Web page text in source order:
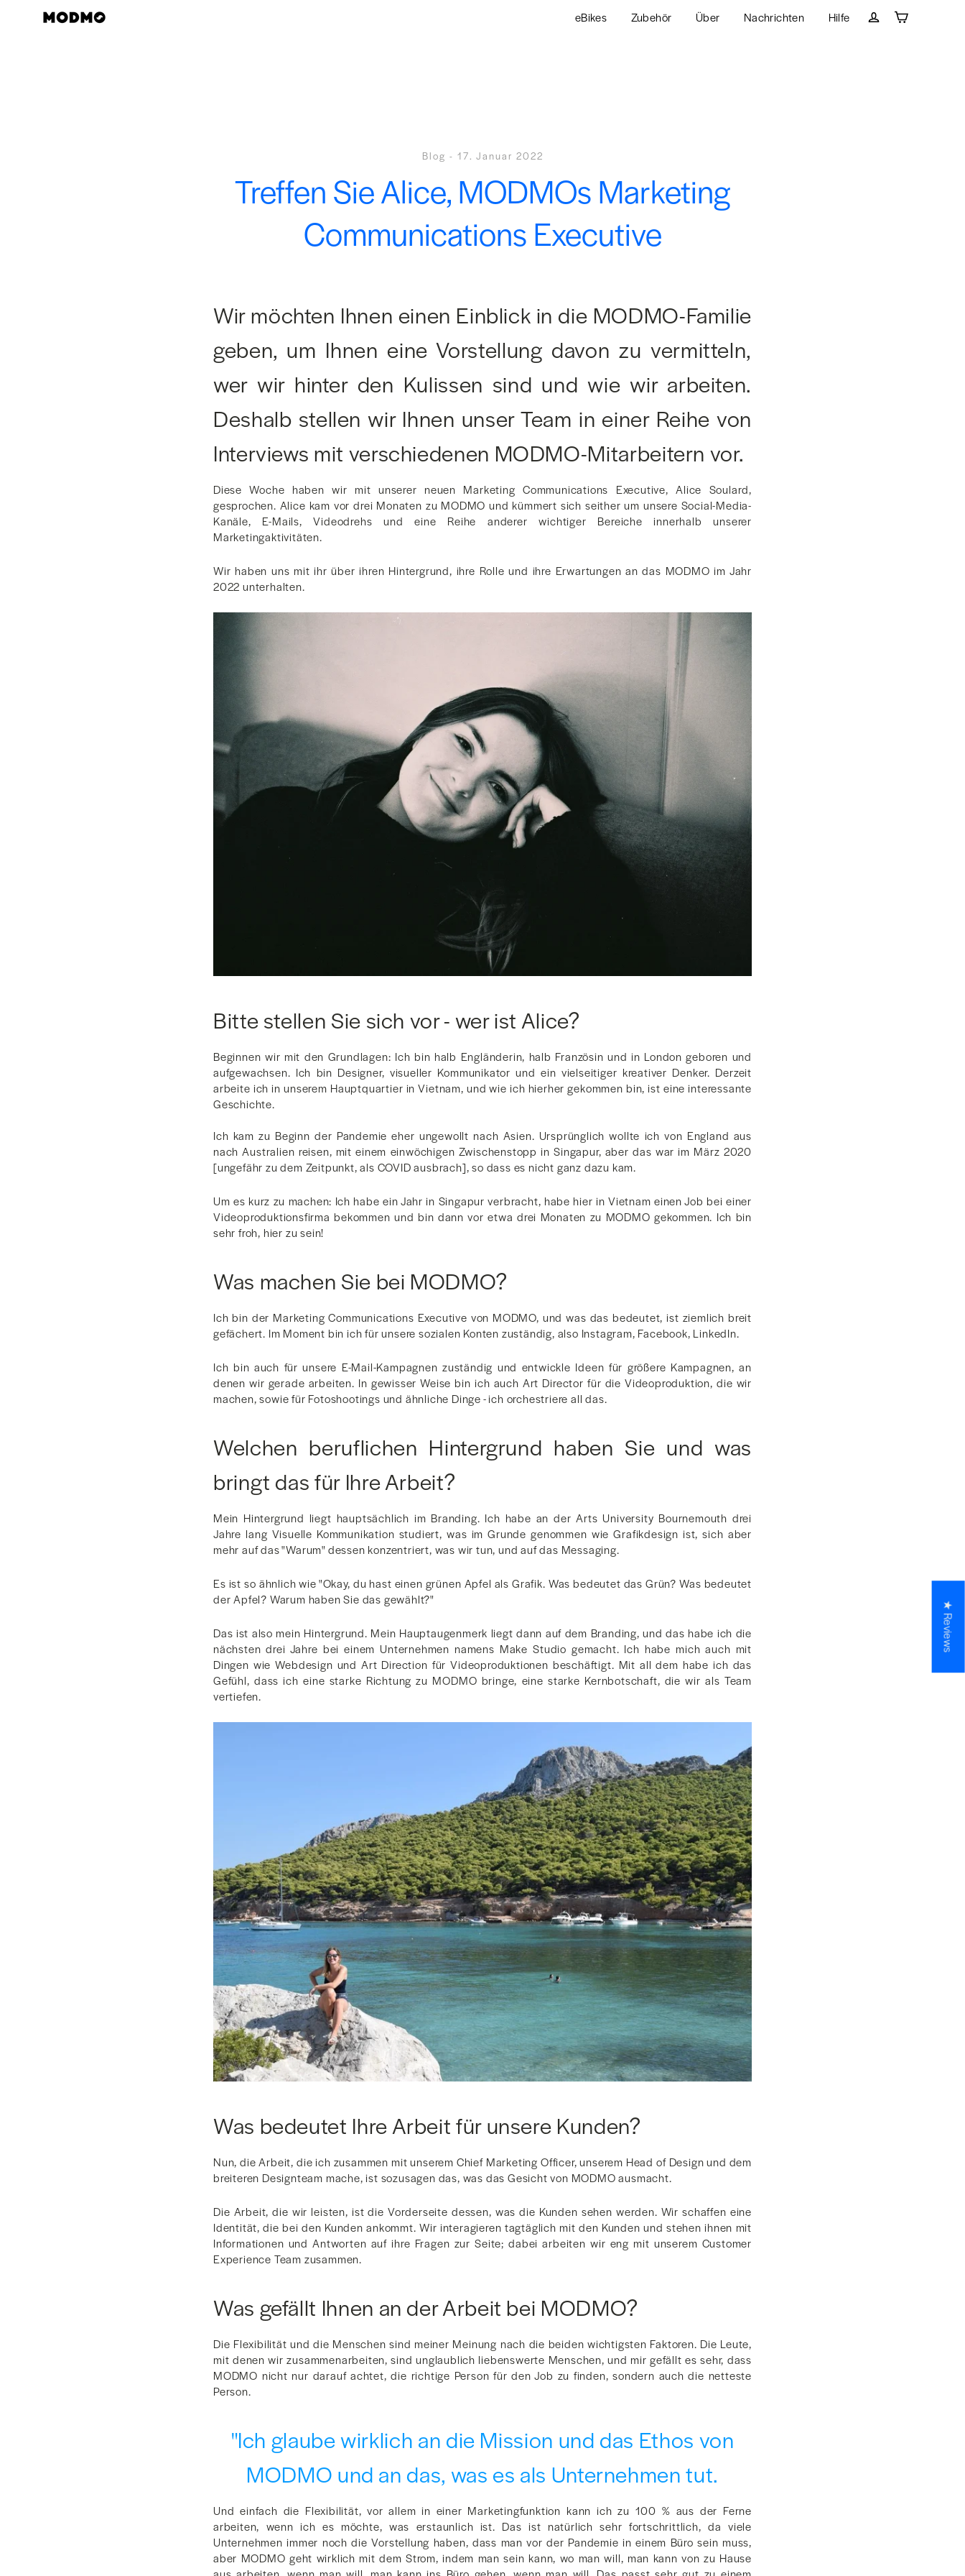
eBikes Zubehör Über Nachrichten
Hilfe
Blog - 17. Januar 2022
Treffen Sie Alice, MODMOs Marketing
Communications Executive
Wir möchten Ihnen einen Einblick in die MODMO-Familie
geben, um Ihnen eine Vorstellung davon zu vermitteln,
wer wir hinter den Kulissen sind und wie wir arbeiten.
Deshalb stellen wir Ihnen unser Team in einer Reihe von
Interviews mit verschiedenen MODMO-Mitarbeitern vor.
Diese Woche haben wir mit unserer neuen Marketing Communications Executive, Alice Soulard,
gesprochen. Alice kam vor drei Monaten zu MODMO und kümmert sich seither um unsere Social-Media-
Kanäle, E-Mails, Videodrehs und eine Reihe anderer wichtiger Bereiche innerhalb unserer
Marketingaktivitäten.
Wir haben uns mit ihr über ihren Hintergrund, ihre Rolle und ihre Erwartungen an das MODMO im Jahr
2022 unterhalten.
Bitte stellen Sie sich vor - wer ist Alice?
Beginnen wir mit den Grundlagen: Ich bin halb Engländerin, halb Französin und in London geboren und
aufgewachsen. Ich bin Designer, visueller Kommunikator und ein vielseitiger kreativer Denker. Derzeit
arbeite ich in unserem Hauptquartier in Vietnam, und wie ich hierher gekommen bin, ist eine interessante
Geschichte.
Ich kam zu Beginn der Pandemie eher ungewollt nach Asien. Ursprünglich wollte ich von England aus
nach Australien reisen, mit einem einwöchigen Zwischenstopp in Singapur, aber das war im März 2020
[ungefähr zu dem Zeitpunkt, als COVID ausbrach], so dass es nicht ganz dazu kam.
Um es kurz zu machen: Ich habe ein Jahr in Singapur verbracht, habe hier in Vietnam einen Job bei einer
Videoproduktionsfirma bekommen und bin dann vor etwa drei Monaten zu MODMO gekommen. Ich bin
sehr froh, hier zu sein!
Was machen Sie bei MODMO?
Ich bin der Marketing Communications Executive von MODMO, und was das bedeutet, ist ziemlich breit
gefächert. Im Moment bin ich für unsere sozialen Konten zuständig, also Instagram, Facebook, LinkedIn.
Ich bin auch für unsere E-Mail-Kampagnen zuständig und entwickle Ideen für größere Kampagnen, an
denen wir gerade arbeiten. In gewisser Weise bin ich auch Art Director für die Videoproduktion, die wir
machen, sowie für Fotoshootings und ähnliche Dinge - ich orchestriere all das.
Welchen beruflichen Hintergrund haben Sie und was
bringt das für Ihre Arbeit?
Mein Hintergrund liegt hauptsächlich im Branding. Ich habe an der Arts University Bournemouth drei
Jahre lang Visuelle Kommunikation studiert, was im Grunde genommen wie Grafikdesign ist, sich aber
mehr auf das "Warum" dessen konzentriert, was wir tun, und auf das Messaging.
Es ist so ähnlich wie "Okay, du hast einen grünen Apfel als Grafik. Was bedeutet das Grün? Was bedeutet
der Apfel? Warum haben Sie das gewählt?"
Das ist also mein Hintergrund. Mein Hauptaugenmerk liegt dann auf dem Branding, und das habe ich die
nächsten drei Jahre bei einem Unternehmen namens Make Studio gemacht. Ich habe mich auch mit
Dingen wie Webdesign und Art Direction für Videoproduktionen beschäftigt. Mit all dem habe ich das
Gefühl, dass ich eine starke Richtung zu MODMO bringe, eine starke Kernbotschaft, die wir als Team
vertiefen.
Was bedeutet Ihre Arbeit für unsere Kunden?
Nun, die Arbeit, die ich zusammen mit unserem Chief Marketing Officer, unserem Head of Design und dem
breiteren Designteam mache, ist sozusagen das, was das Gesicht von MODMO ausmacht.
Die Arbeit, die wir leisten, ist die Vorderseite dessen, was die Kunden sehen werden. Wir schaffen eine
Identität, die bei den Kunden ankommt. Wir interagieren tagtäglich mit den Kunden und stehen ihnen mit
Informationen und Antworten auf ihre Fragen zur Seite; dabei arbeiten wir eng mit unserem Customer
Experience Team zusammen.
Was gefällt Ihnen an der Arbeit bei MODMO?
Die Flexibilität und die Menschen sind meiner Meinung nach die beiden wichtigsten Faktoren. Die Leute,
mit denen wir zusammenarbeiten, sind unglaublich liebenswerte Menschen, und mir gefällt es sehr, dass
MODMO nicht nur darauf achtet, die richtige Person für den Job zu finden, sondern auch die netteste
Person.
"Ich glaube wirklich an die Mission und das Ethos von
MODMO und an das, was es als Unternehmen tut.
Und einfach die Flexibilität, vor allem in einer Marketingfunktion kann ich zu 100 % aus der Ferne
arbeiten, wenn ich es möchte, was erstaunlich ist. Das ist natürlich sehr fortschrittlich, da viele
Unternehmen immer noch die Vorstellung haben, dass man vor der Pandemie in einem Büro sein muss,
aber MODMO geht wirklich mit dem Strom, indem man sein kann, wo man will, man kann von zu Hause
★ Reviews